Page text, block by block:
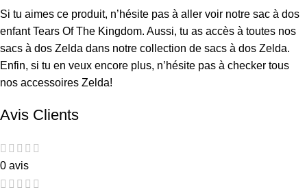
Si tu aimes ce produit, n’hésite pas à aller voir notre sac à dos
enfant Tears Of The Kingdom. Aussi, tu as accès à toutes nos
sacs à dos Zelda dans notre collection de sacs à dos Zelda.
Enfin, si tu en veux encore plus, n’hésite pas à checker tous
nos accessoires Zelda!
Avis Clients
0 avis